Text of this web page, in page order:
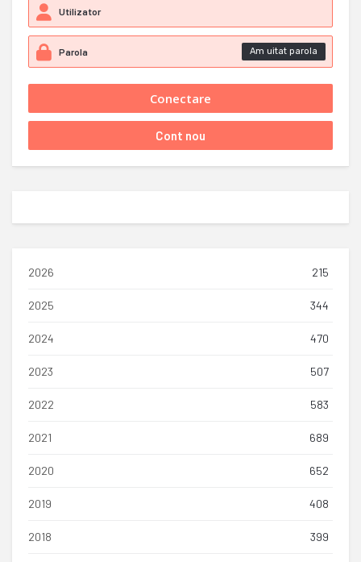
Am uitat parola
2026 215
2025 344
2024 470
2023 507
2022 583
2021 689
2020 652
2019 408
2018 399